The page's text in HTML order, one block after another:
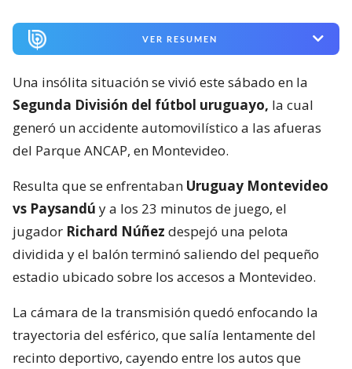
VER RESUMEN
Una insólita situación se vivió este sábado en la
Segunda División del fútbol uruguayo, la cual
generó un accidente automovilístico a las afueras
del Parque ANCAP, en Montevideo.
Resulta que se enfrentaban Uruguay Montevideo
vs Paysandú y a los 23 minutos de juego, el
jugador Richard Núñez despejó una pelota
dividida y el balón terminó saliendo del pequeño
estadio ubicado sobre los accesos a Montevideo.
La cámara de la transmisión quedó enfocando la
trayectoria del esférico, que salía lentamente del
recinto deportivo, cayendo entre los autos que